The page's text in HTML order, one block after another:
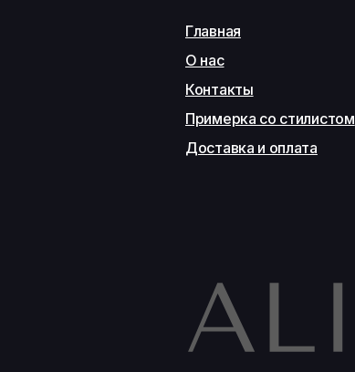
Главная
О нас
Контакты
Примерка со стилистом
Доставка и оплата